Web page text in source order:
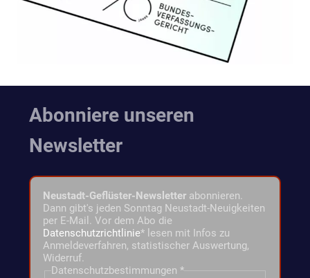
Abonniere unseren
Newsletter
Neustadt-Geflüster-Newsletter abonnieren.
Dann gibt's jeden Sonntag Neustadt-Neuigkeiten
per E-Mail. Vor dem Abo die
Datenschutzrichtlinie* lesen mit Infos zu
Anmeldeverfahren, statistischer Auswertung,
Widerruf.
Datenschutzbestimmungen *